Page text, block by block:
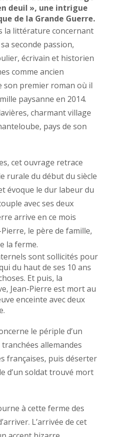
deuil », une intrigue
de la Grande Guerre.
la littérature concernant
seconde passion,
écrivain et historien
comme ancien
son premier roman où il
paysanne en 2014.
charmant village
pays de son
cet ouvrage retrace
rurale du début du siècle
évoque le dur labeur du
avec ses deux
arrive en ce mois
le père de famille,
la ferme.
sont sollicités pour
du haut de ses 10 ans
Et puis, la
Jean-Pierre est mort au
enceinte avec deux
le périple d’un
allemandes
françaises, puis déserter
d’un soldat trouvé mort
à cette ferme des
L’arrivée de cet